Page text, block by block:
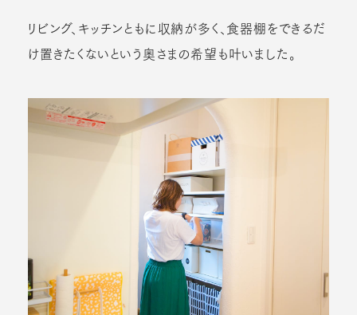
リビング、キッチンともに収納が多く、食器棚をできるだ
け置きたくないという奥さまの希望も叶いました。